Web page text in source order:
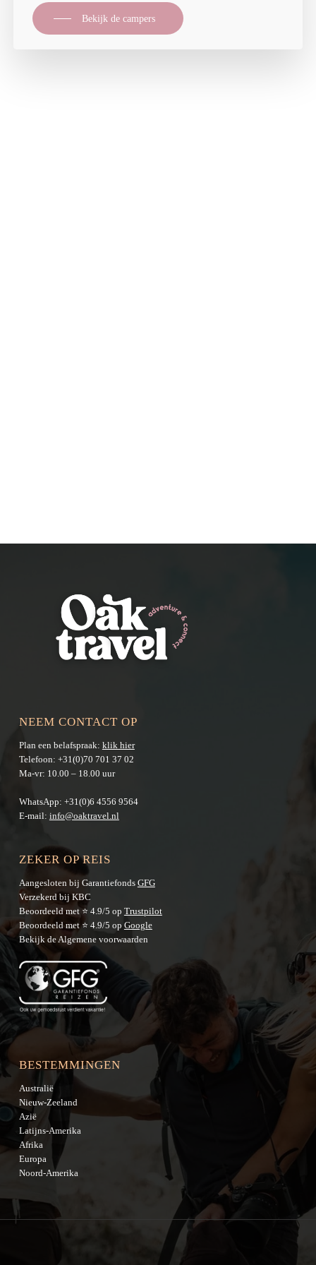
Bekijk de campers
NEEM CONTACT OP
Plan een belafspraak: klik hier
Telefoon: +31(0)70 701 37 02
Ma-vr: 10.00 – 18.00 uur
WhatsApp: +31(0)6 4556 9564
E-mail: info@oaktravel.nl
ZEKER OP REIS
Aangesloten bij Garantiefonds GFG
Verzekerd bij KBC
Beoordeeld met ⭐ 4.9/5 op Trustpilot
Beoordeeld met ⭐ 4.9/5 op Google
Bekijk deAlgemene voorwaarden
BESTEMMINGEN
Australië
Nieuw-Zeeland
Azië
Latijns-Amerika
Afrika
Europa
Noord-Amerika